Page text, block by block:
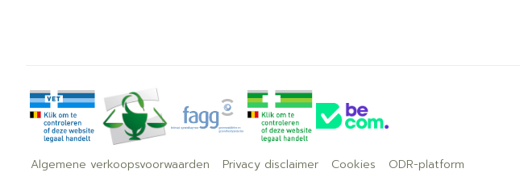
Algemene verkoopsvoorwaarden Privacy disclaimer Cookies ODR-platform